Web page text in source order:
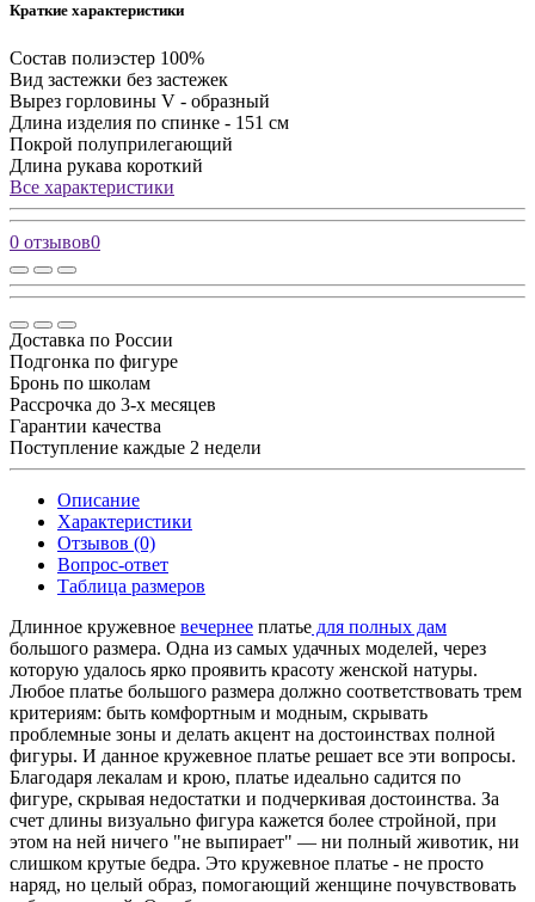
Краткие характеристики
Состав полиэстер 100%
Вид застежки без застежек
Вырез горловины V - образный
Длина изделия по спинке - 151 см
Покрой полуприлегающий
Длина рукава короткий
Все характеристики
0 отзывов0
Доставка по России
Подгонка по фигуре
Бронь по школам
Рассрочка до 3-х месяцев
Гарантии качества
Поступление каждые 2 недели
Описание
Характеристики
Отзывов (0)
Вопрос-ответ
Таблица размеров
Длинное кружевное вечернее платье для полных дам
большого размера. Одна из самых удачных моделей, через
которую удалось ярко проявить красоту женской натуры.
Любое платье большого размера должно соответствовать трем
критериям: быть комфортным и модным, скрывать
проблемные зоны и делать акцент на достоинствах полной
фигуры. И данное кружевное платье решает все эти вопросы.
Благодаря лекалам и крою, платье идеально садится по
фигуре, скрывая недостатки и подчеркивая достоинства. За
счет длины визуально фигура кажется более стройной, при
этом на ней ничего "не выпирает" — ни полный животик, ни
слишком крутые бедра. Это кружевное платье - не просто
наряд, но целый образ, помогающий женщине почувствовать